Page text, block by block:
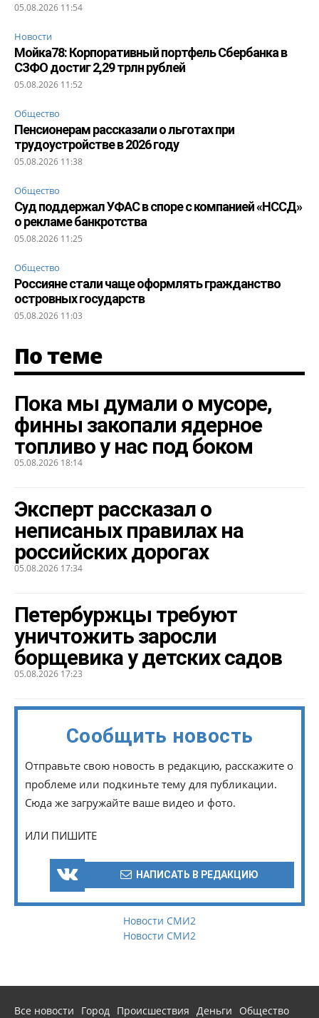
05.08.2026 11:54
Новости
Мойка78: Корпоративный портфель Сбербанка в
СЗФО достиг 2,29 трлн рублей
05.08.2026 11:52
Общество
Пенсионерам рассказали о льготах при
трудоустройстве в 2026 году
05.08.2026 11:38
Общество
Суд поддержал УФАС в споре с компанией «НССД»
о рекламе банкротства
05.08.2026 11:25
Общество
Россияне стали чаще оформлять гражданство
островных государств
05.08.2026 11:03
По теме
Пока мы думали о мусоре,
финны закопали ядерное
топливо у нас под боком
05.08.2026 18:14
Эксперт рассказал о
неписаных правилах на
российских дорогах
05.08.2026 17:34
Петербуржцы требуют
уничтожить заросли
борщевика у детских садов
05.08.2026 17:23
Сообщить новость
Отправьте свою новость в редакцию, расскажите о
проблеме или подкиньте тему для публикации.
Сюда же загружайте ваше видео и фото.
ИЛИ ПИШИТЕ
НАПИСАТЬ В РЕДАКЦИЮ
Новости СМИ2
Новости СМИ2
Все новости Город Происшествия Деньги
Общество